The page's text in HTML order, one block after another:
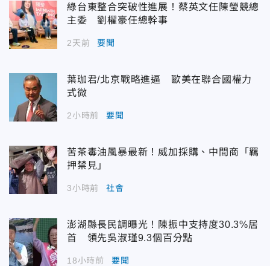
綠台東整合突破性進展！蔡英文任陳瑩競總
主委 劉櫂豪任總幹事
2天前 要聞
葉珈君/北京戰略進逼 歐美在聯合國權力
式微
2小時前 要聞
苦茶毒油風暴最新！威加採購、中間商「羈
押禁見」
3小時前 社會
澎湖縣長民調曝光！陳振中支持度30.3%居
首 領先吳淑瑾9.3個百分點
18小時前 要聞